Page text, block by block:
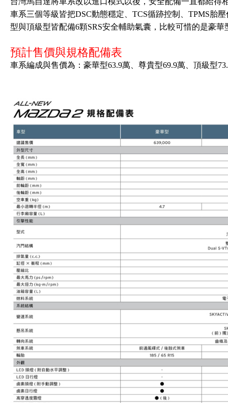
車系三個等級皆把DSC動態穩定、TCS循跡控制、TPMS胎
型與頂級型皆配備6顆SRS安全輔助氣囊，比較可惜的是豪華
預計售價與規格配備表
車系編成與售價為：豪華型63.9萬、尊貴型69.9萬、頂級型